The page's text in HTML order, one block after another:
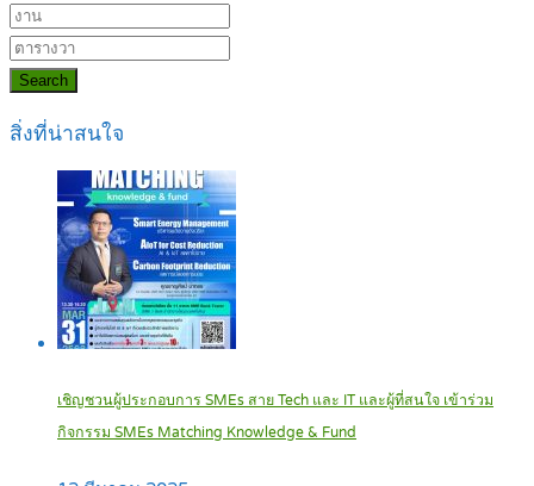
Search
สิ่งที่น่าสนใจ
เชิญชวนผู้ประกอบการ SMEs สาย Tech และ IT และผู้ที่สนใจ เข้าร่วม
กิจกรรม SMEs Matching Knowledge & Fund